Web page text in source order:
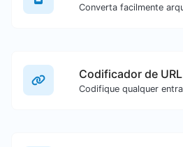
Codificador de URL